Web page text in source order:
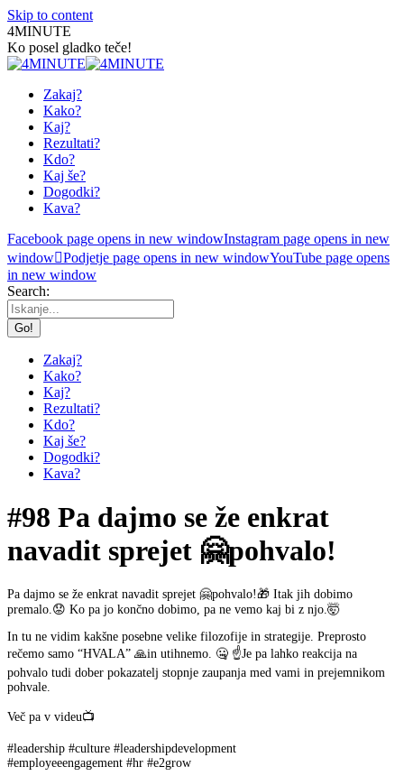
Skip to content
4MINUTE
Ko posel gladko teče!
Zakaj?
Kako?
Kaj?
Rezultati?
Kdo?
Kaj še?
Dogodki?
Kava?
Facebook page opens in new windowInstagram page opens in new
window Podjetje page opens in new windowYouTube page opens
in new window
Search:
Zakaj?
Kako?
Kaj?
Rezultati?
Kdo?
Kaj še?
Dogodki?
Kava?
#98 Pa dajmo se že enkrat
navadit sprejet 🤗pohvalo!
Pa dajmo se že enkrat navadit sprejet 🤗pohvalo!🎁 Itak jih dobimo
premalo.😟 Ko pa jo končno dobimo, pa ne vemo kaj bi z njo.🤯
In tu ne vidim kakšne posebne velike filozofije in strategije. Preprosto
rečemo samo “HVALA” 🙏in utihnemo. 🤐 ☝️Je pa lahko reakcija na
pohvalo tudi dober pokazatelj stopnje zaupanja med vami in prejemnikom
pohvale.
Več pa v videu📺
#leadership #culture #leadershipdevelopment
#employeeengagement #hr #e2grow